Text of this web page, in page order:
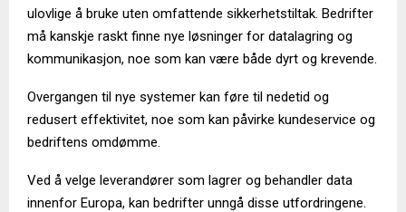
ulovlige å bruke uten omfattende sikkerhetstiltak. Bedrifter
må kanskje raskt finne nye løsninger for datalagring og
kommunikasjon, noe som kan være både dyrt og krevende.
Overgangen til nye systemer kan føre til nedetid og
redusert effektivitet, noe som kan påvirke kundeservice og
bedriftens omdømme.
Ved å velge leverandører som lagrer og behandler data
innenfor Europa, kan bedrifter unngå disse utfordringene.